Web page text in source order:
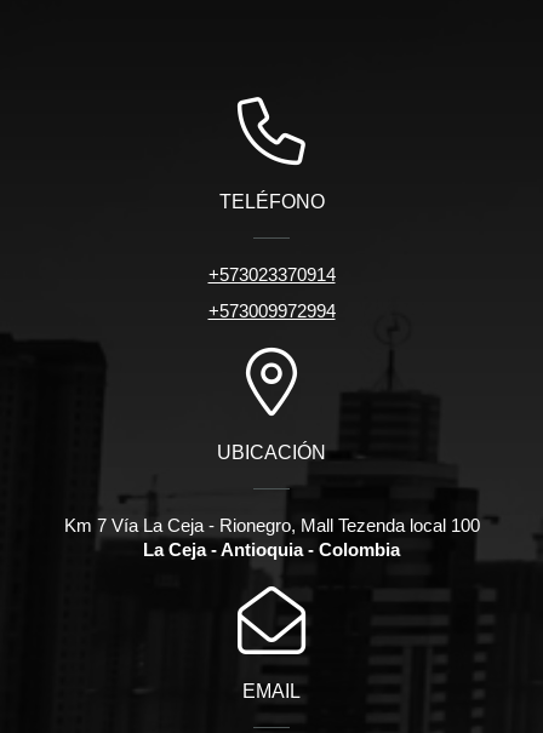
TELÉFONO
+573023370914
+573009972994
UBICACIÓN
Km 7 Vía La Ceja - Rionegro, Mall Tezenda local 100
La Ceja - Antioquia - Colombia
EMAIL